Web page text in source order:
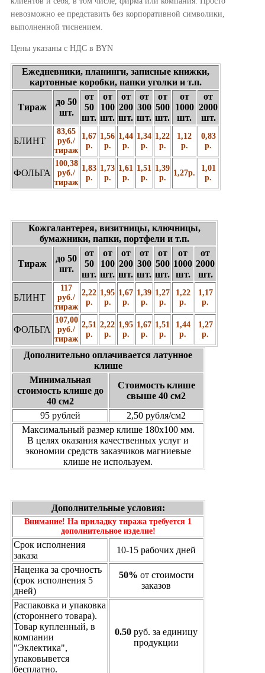
невозможно ее представить без корпоративной символики,
выполненной тиснением.
Цены указаны c НДС в BYN
Ежедневники, планинги, записные книжки,
картонные коробки, папки уголки и т.п.
Тираж
до 50
шт.
от
50
шт.
от
100
шт.
от
200
шт.
от
300
шт.
от
500
шт.
от
1000
шт.
от
2000
шт.
БЛИНТ
83,65
руб./
тираж
1,67
р.
1,56
р.
1,44
р.
1,34
р.
1,22
р.
1,12
р.
0,83
р.
ФОЛЬГА
100,38
руб./
тираж
1,83
р.
1,73
р.
1,61
р.
1,51
р.
1,39
р.
1,27р.
1,01
р.
Кожгалантерея, визитницы, ключницы,
бумажники, папки, портфели и т.п.
Тираж
до 50
шт.
от
50
шт.
от
100
шт.
от
200
шт.
от
300
шт.
от
500
шт.
от
1000
шт.
от
2000
шт.
БЛИНТ
117
руб./
тираж
2,22
р.
1,95
р.
1,67
р.
1,39
р.
1,27
р.
1,22
р.
1,17
р.
ФОЛЬГА
107,00
руб./
тираж
2,51
р.
2,22
р.
1,95
р.
1,67
р.
1,51
р.
1,44
р.
1,27
р.
Дополнительно оплачивается латунное
клише
Минимальная
стоимость клише до
40 см2
Стоимость клише
свыше 40 см2
95 рублей
2,50 рубля/см2
Максимальный размер клише 180х100 мм.
В целях оказания качественных услуг и
экономии средств заказчиков магниевые
клише не используем.
Дополнительные условия:
Внимание! На приладку тиража требуется 1
дополнительное изделие!
Срок исполнения
заказа
10-15 рабочих дней
Наценка за срочность
(срок исполнения 5
дней)
50% от стоимости
заказов
Распаковка и упаковка
(стороннего товара).
Товар купленный, в
компании
"Эклектика",
упаковывется
бесплатно.
0.50 руб. за единицу
продукции